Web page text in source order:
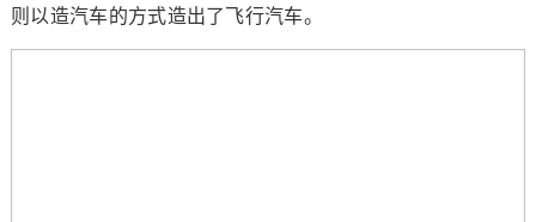
则以造汽车的方式造出了飞行汽车。